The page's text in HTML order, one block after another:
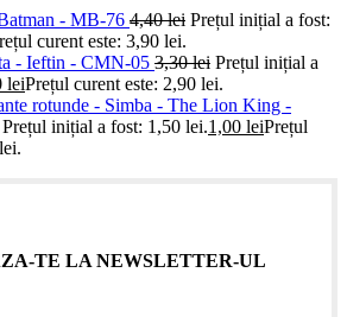
- MB-76 4,40lei Prețul inițial a fost:
curent este: 3,90 lei.
- Ieftin - CMN-05 3,30lei Prețul inițial a
leiPrețul curent este: 2,90 lei.
rotunde - Simba - The Lion King -
Prețul inițial a fost: 1,50 lei.1,00 leiPrețul
TE LA NEWSLETTER-UL